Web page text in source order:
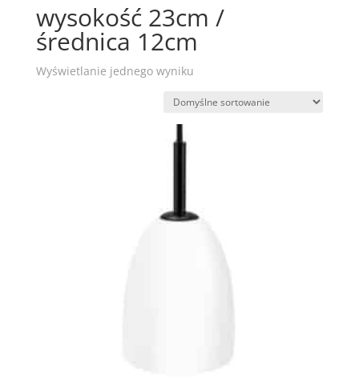
wysokość 23cm /
średnica 12cm
Wyświetlanie jednego wyniku